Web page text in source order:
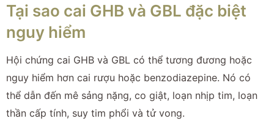
Tại sao cai GHB và GBL đặc biệt
nguy hiểm
Hội chứng cai GHB và GBL có thể tương đương hoặc
nguy hiểm hơn cai rượu hoặc benzodiazepine. Nó có
thể dẫn đến mê sảng nặng, co giật, loạn nhịp tim, loạn
thần cấp tính, suy tim phổi và tử vong.